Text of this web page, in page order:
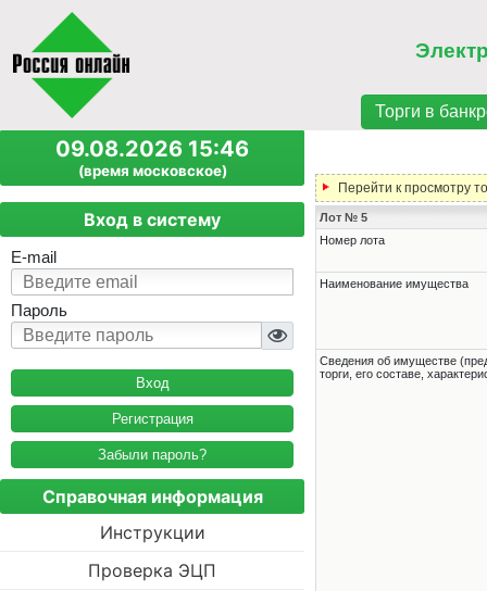
Торги в
09.08.2026 15:46
(время московское)
Вход в систему
E-mail
Пароль
Регистрация
Забыли пароль?
Справочная информация
Инструкции
Проверка ЭЦП
Перейти к просмотру
Лот № 5
Номер лота
Наименование имущества
Cведения об имуществе
торги, его составе,